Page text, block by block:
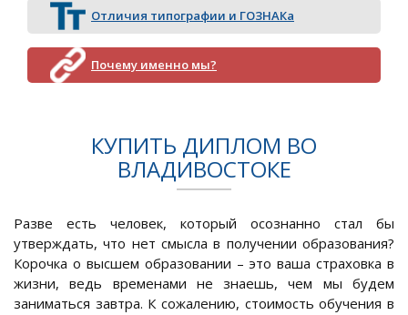
Отличия типографии и ГОЗНАКа
Почему именно мы?
КУПИТЬ ДИПЛОМ ВО
ВЛАДИВОСТОКЕ
Разве есть человек, который осознанно стал бы
утверждать, что нет смысла в получении образования?
Корочка о высшем образовании – это ваша страховка в
жизни, ведь временами не знаешь, чем мы будем
заниматься завтра. К сожалению, стоимость обучения в